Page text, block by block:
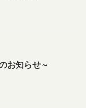
お知らせ～